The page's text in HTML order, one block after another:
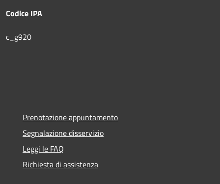
Codice IPA
c_g920
Prenotazione appuntamento
Segnalazione disservizio
Leggi le FAQ
Richiesta di assistenza